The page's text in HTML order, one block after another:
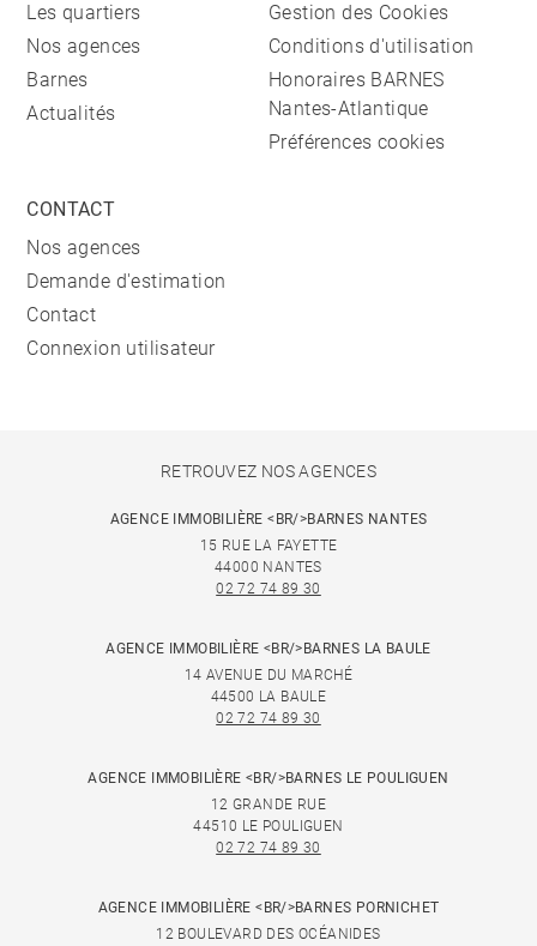
Les quartiers
Nos agences
Barnes
Actualités
Gestion des Cookies
Conditions d'utilisation
Honoraires BARNES
Nantes-Atlantique
Préférences cookies
CONTACT
Nos agences
Demande d'estimation
Contact
Connexion utilisateur
RETROUVEZ NOS AGENCES
AGENCE IMMOBILIÈRE <BR/>BARNES NANTES
15 RUE LA FAYETTE
44000 NANTES
02 72 74 89 30
AGENCE IMMOBILIÈRE <BR/>BARNES LA BAULE
14 AVENUE DU MARCHÉ
44500 LA BAULE
02 72 74 89 30
AGENCE IMMOBILIÈRE <BR/>BARNES LE POULIGUEN
12 GRANDE RUE
44510 LE POULIGUEN
02 72 74 89 30
AGENCE IMMOBILIÈRE <BR/>BARNES PORNICHET
12 BOULEVARD DES OCÉANIDES